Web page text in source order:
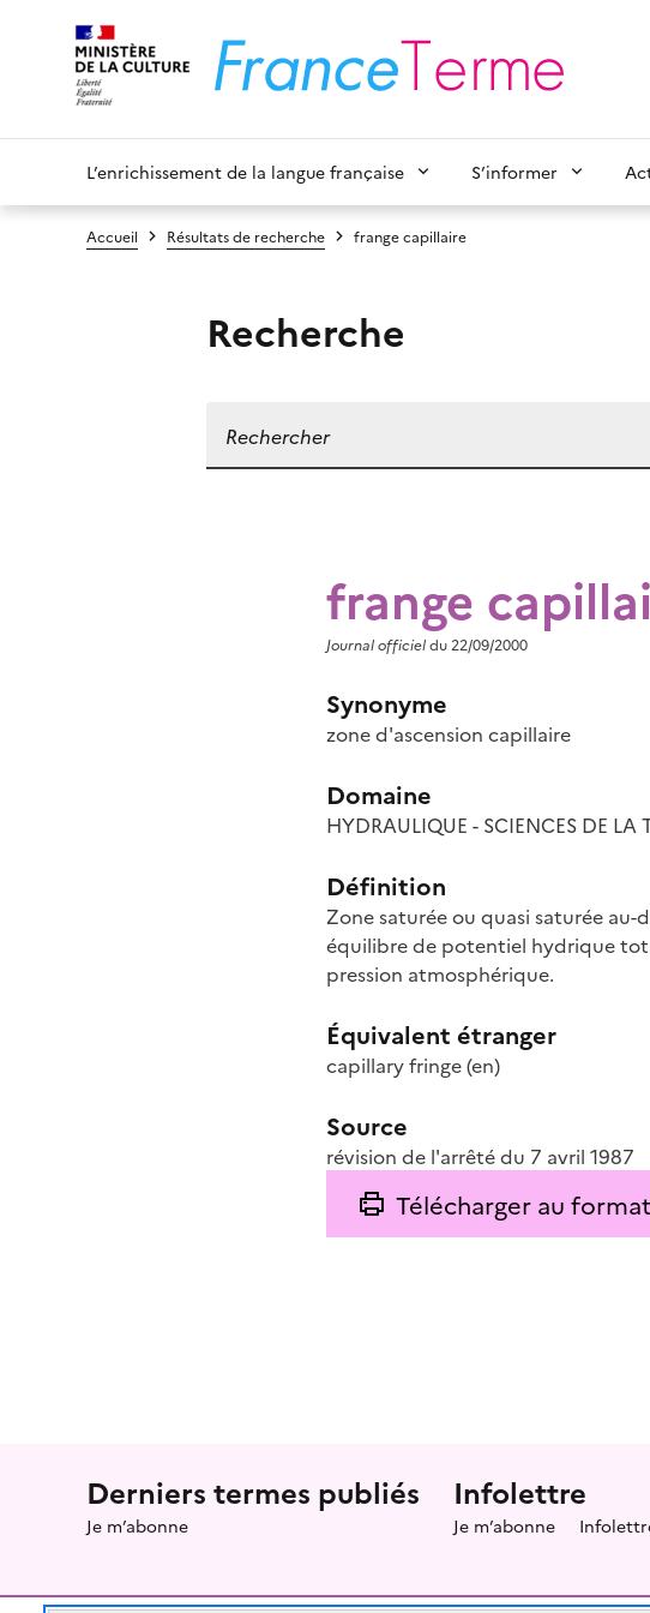
L’enrichissement de la langue française S’informer
Accueil Résultats de recherche frange capillaire
Recherche
frange
Journal officieldu 22/09/2000
Synonyme
zone d'ascension capillaire
Domaine
HYDRAULIQUE - SCIENCES DE LA
Définition
Zone saturée ou quasi saturée
équilibre de potentiel hydrique
pression atmosphérique.
Équivalent étranger
capillary fringe(en)
Source
révision de l'arrêté du 7 avril 1987
Télécharger au
Menu prefooter
Derniers termes publiés
Je m’abonne
Infolettre
Je m’abonne